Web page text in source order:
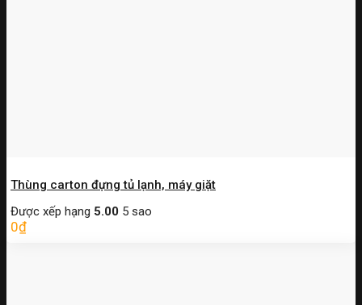
Thùng carton đựng tủ lạnh, máy giặt
Được xếp hạng 5.00 5 sao
0₫